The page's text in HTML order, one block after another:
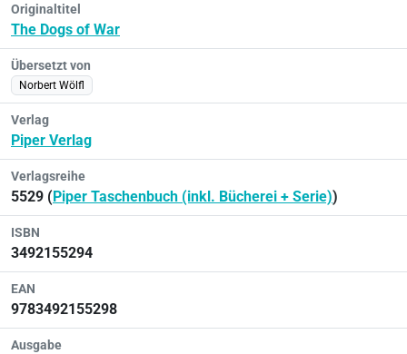
Originaltitel
The Dogs of War
Übersetzt von
Norbert Wölfl
Verlag
Piper Verlag
Verlagsreihe
5529 ( Piper Taschenbuch (inkl. Bücherei + Serie))
ISBN
3492155294
EAN
9783492155298
Ausgabe